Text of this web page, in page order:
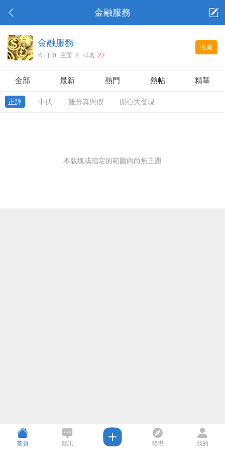
金融服務
收藏
金融服務
今日: 0 主題: 8 排名: 27
全部 最新 熱門 熱帖 精華
正評 中伏 難分真與假 開心大發現
本版塊或指定的範圍內尚無主題
首頁 資訊 發現 我的